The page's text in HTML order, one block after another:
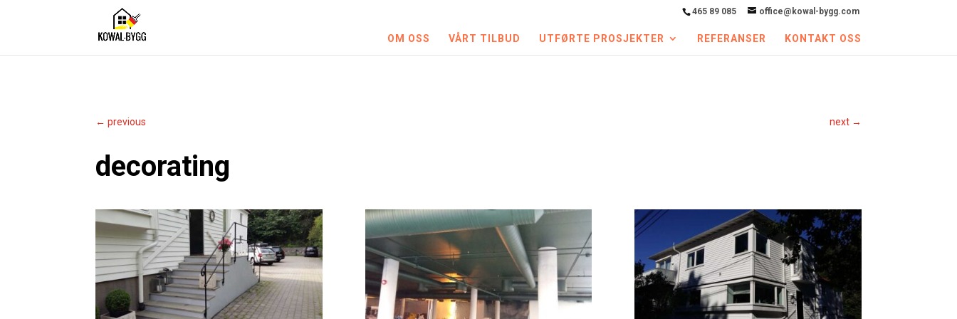
465 89 085 office@kowal-bygg.com
OM OSS VÅRT TILBUD UTFØRTE PROSJEKTER REFERANSER KONTAKT OSS
←previous next→
decorating